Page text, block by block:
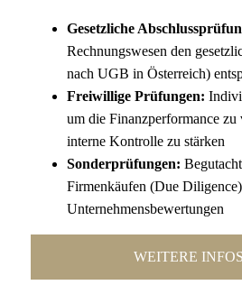
Gesetzliche
Rechnungswesen den
nach UGB in Österreich)
Freiwillige Prüfungen:
um die Finanzperformance zu
interne Kontrolle zu stärken
Sonderprüfungen:
Firmenkäufen (Due
Unternehmensbewertungen
WEITERE INFOS